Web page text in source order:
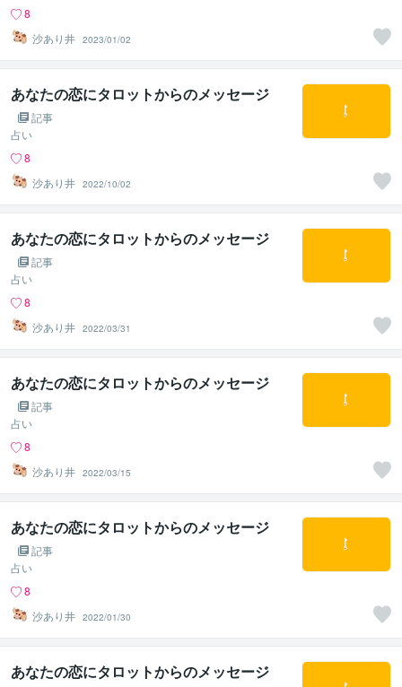
8
沙あり井 2023/01/02
あなたの恋にタロットからのメッセージ
記事
占い
8
沙あり井 2022/10/02
あなたの恋にタロットからのメッセージ
記事
占い
8
沙あり井 2022/03/31
あなたの恋にタロットからのメッセージ
記事
占い
8
沙あり井 2022/03/15
あなたの恋にタロットからのメッセージ
記事
占い
8
沙あり井 2022/01/30
あなたの恋にタロットからのメッセージ